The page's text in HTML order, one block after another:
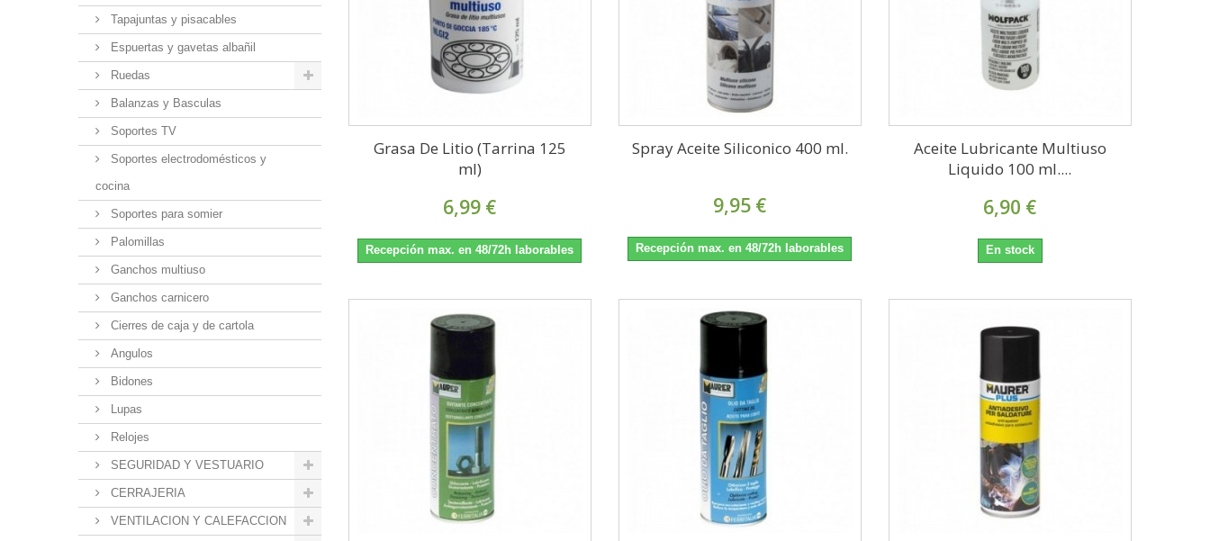
Tapajuntas y pisacables
Espuertas y gavetas albañil
Ruedas
Balanzas y Basculas
Soportes TV
Soportes electrodomésticos y
cocina
Soportes para somier
Palomillas
Ganchos multiuso
Ganchos carnicero
Cierres de caja y de cartola
Angulos
Bidones
Lupas
Relojes
SEGURIDAD Y VESTUARIO
CERRAJERIA
VENTILACION Y CALEFACCION
Grasa De Litio (Tarrina 125
ml)
6,99 €
Recepción max. en 48/72h laborables
Spray Aceite Siliconico 400 ml.
9,95 €
Recepción max. en 48/72h laborables
Aceite Lubricante Multiuso
Liquido 100 ml....
6,90 €
En stock